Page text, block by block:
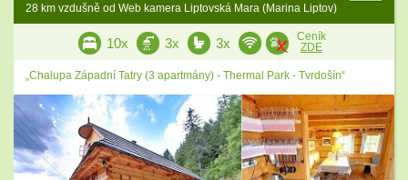
28 km vzdušně od Web kamera Liptovská Mara (Marina Liptov)
10x 3x 3x
Ceník
ZDE
„Chalupa Západní Tatry (3 apartmány) - Thermal Park - Tvrdošín“